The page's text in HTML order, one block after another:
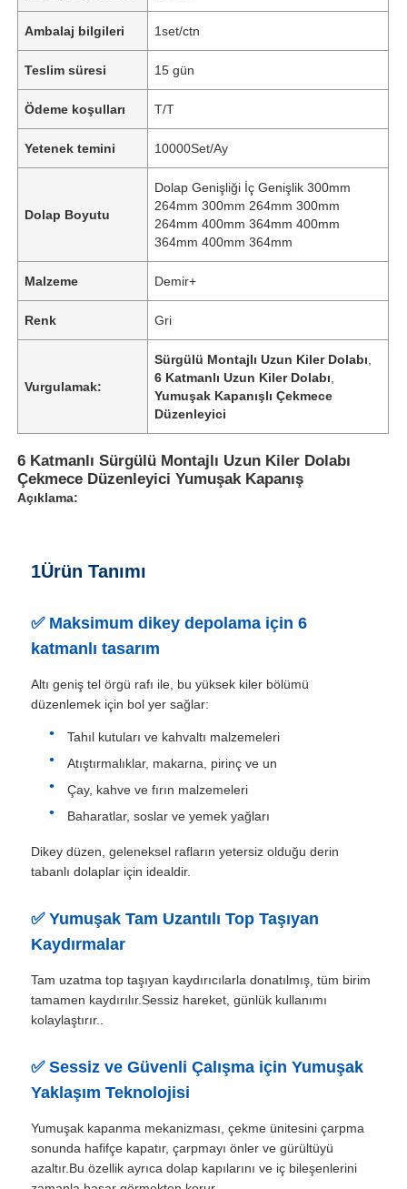
Ana sayfa
Ürünler
Hakkımızda
Ambalaj bilgileri 1set/ctn
Teslim süresi 15 gün
Ödeme koşulları T/T
Yetenek temini 10000Set/Ay
Dolap Boyutu
Dolap Genişliği İç Genişlik 300mm
264mm 300mm 264mm 300mm
264mm 400mm 364mm 400mm
364mm 400mm 364mm
Malzeme Demir+
Renk Gri
Vurgulamak:
Sürgülü Montajlı Uzun Kiler Dolabı
6 Katmanlı Uzun Kiler Dolabı
Yumuşak Kapanışlı Çekmece
Düzenleyici
6 Katmanlı Sürgülü Montajlı Uzun Kiler Dolabı
Çekmece Düzenleyici Yumuşak Kapanış
Açıklama:
1Ürün Tanımı
✅ Maksimum dikey depolama için 6
katmanlı tasarım
Altı geniş tel örgü rafı ile, bu yüksek kiler bölümü
düzenlemek için bol yer sağlar:
Tahıl kutuları ve kahvaltı malzemeleri
Atıştırmalıklar, makarna, pirinç ve un
Çay, kahve ve fırın malzemeleri
Baharatlar, soslar ve yemek yağları
Dikey düzen, geleneksel rafların yetersiz olduğu derin
tabanlı dolaplar için idealdir.
✅ Yumuşak Tam Uzantılı Top Taşıyan
Kaydırmalar
Tam uzatma top taşıyan kaydırıcılarla donatılmış, tüm birim
tamamen kaydırılır.Sessiz hareket, günlük kullanımı
kolaylaştırır..
✅ Sessiz ve Güvenli Çalışma için Yumuşak
Yaklaşım Teknolojisi
Yumuşak kapanma mekanizması, çekme ünitesini çarpma
sonunda hafifçe kapatır, çarpmayı önler ve gürültüyü
azaltır.Bu özellik ayrıca dolap kapılarını ve iç bileşenlerini